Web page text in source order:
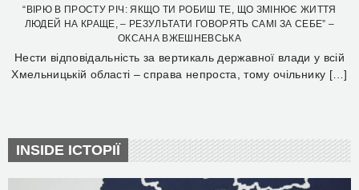
“ВІРЮ В ПРОСТУ РІЧ: ЯКЩО ТИ РОБИШ ТЕ, ЩО ЗМІНЮЄ ЖИТТЯ
ЛЮДЕЙ НА КРАЩЕ, – РЕЗУЛЬТАТИ ГОВОРЯТЬ САМІ ЗА СЕБЕ” –
ОКСАНА ВЖЕШНЕВСЬКА
Нести відповідальність за вертикаль державної влади у всій
Хмельницькій області – справа непроста, тому очільнику […]
INSIDE ІСТОРІЇ